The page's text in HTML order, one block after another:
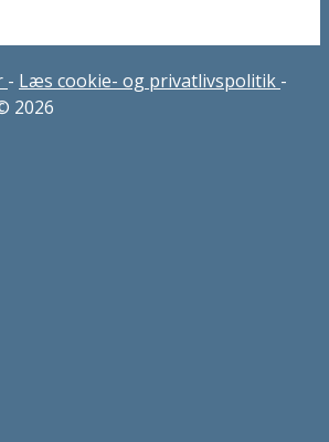
- Læs cookie- og privatlivspolitik -
2026